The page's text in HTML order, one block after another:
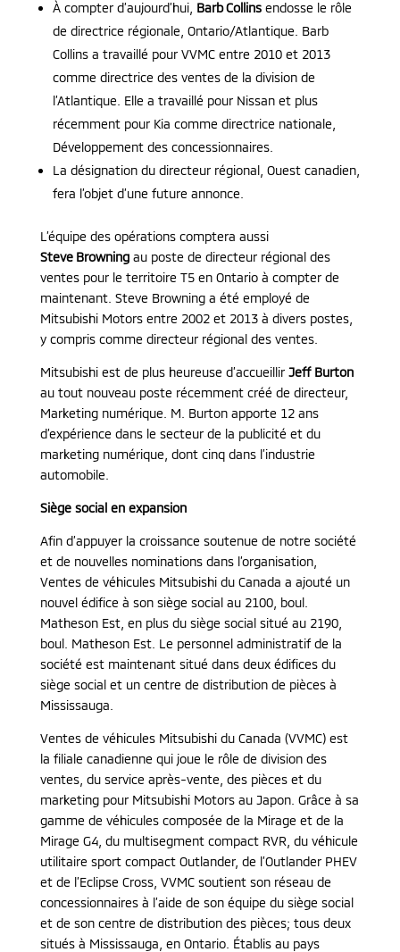
À compter d’aujourd’hui, Barb Collinsendosse le rôle
de directrice régionale, Ontario/Atlantique. Barb
Collins a travaillé pour VVMC entre 2010 et 2013
comme directrice des ventes de la division de
l’Atlantique. Elle a travaillé pour Nissan et plus
récemment pour Kia comme directrice nationale,
Développement des concessionnaires.
La désignation du directeur régional, Ouest canadien,
fera l’objet d’une future annonce.
L’équipe des opérations comptera aussi
Steve Browningau poste de directeur régional des
ventes pour le territoire T5 en Ontario à compter de
maintenant. Steve Browning a été employé de
Mitsubishi Motors entre 2002 et 2013 à divers postes,
y compris comme directeur régional des ventes.
Mitsubishi est de plus heureuse d’accueillir Jeff Burton
au tout nouveau poste récemment créé de directeur,
Marketing numérique. M. Burton apporte 12 ans
d’expérience dans le secteur de la publicité et du
marketing numérique, dont cinq dans l’industrie
automobile.
Siège social en expansion
Afin d’appuyer la croissance soutenue de notre société
et de nouvelles nominations dans l’organisation,
Ventes de véhicules Mitsubishi du Canada a ajouté un
nouvel édifice à son siège social au 2100, boul.
Matheson Est, en plus du siège social situé au 2190,
boul. Matheson Est. Le personnel administratif de la
société est maintenant situé dans deux édifices du
siège social et un centre de distribution de pièces à
Mississauga.
Ventes de véhicules Mitsubishi du Canada (VVMC) est
la filiale canadienne qui joue le rôle de division des
ventes, du service après-vente, des pièces et du
marketing pour Mitsubishi Motors au Japon. Grâce à sa
gamme de véhicules composée de la Mirage et de la
Mirage G4, du multisegment compact RVR, du véhicule
utilitaire sport compact Outlander, de l’Outlander PHEV
et de l’Eclipse Cross, VVMC soutient son réseau de
concessionnaires à l’aide de son équipe du siège social
et de son centre de distribution des pièces; tous deux
situés à Mississauga, en Ontario. Établis au pays